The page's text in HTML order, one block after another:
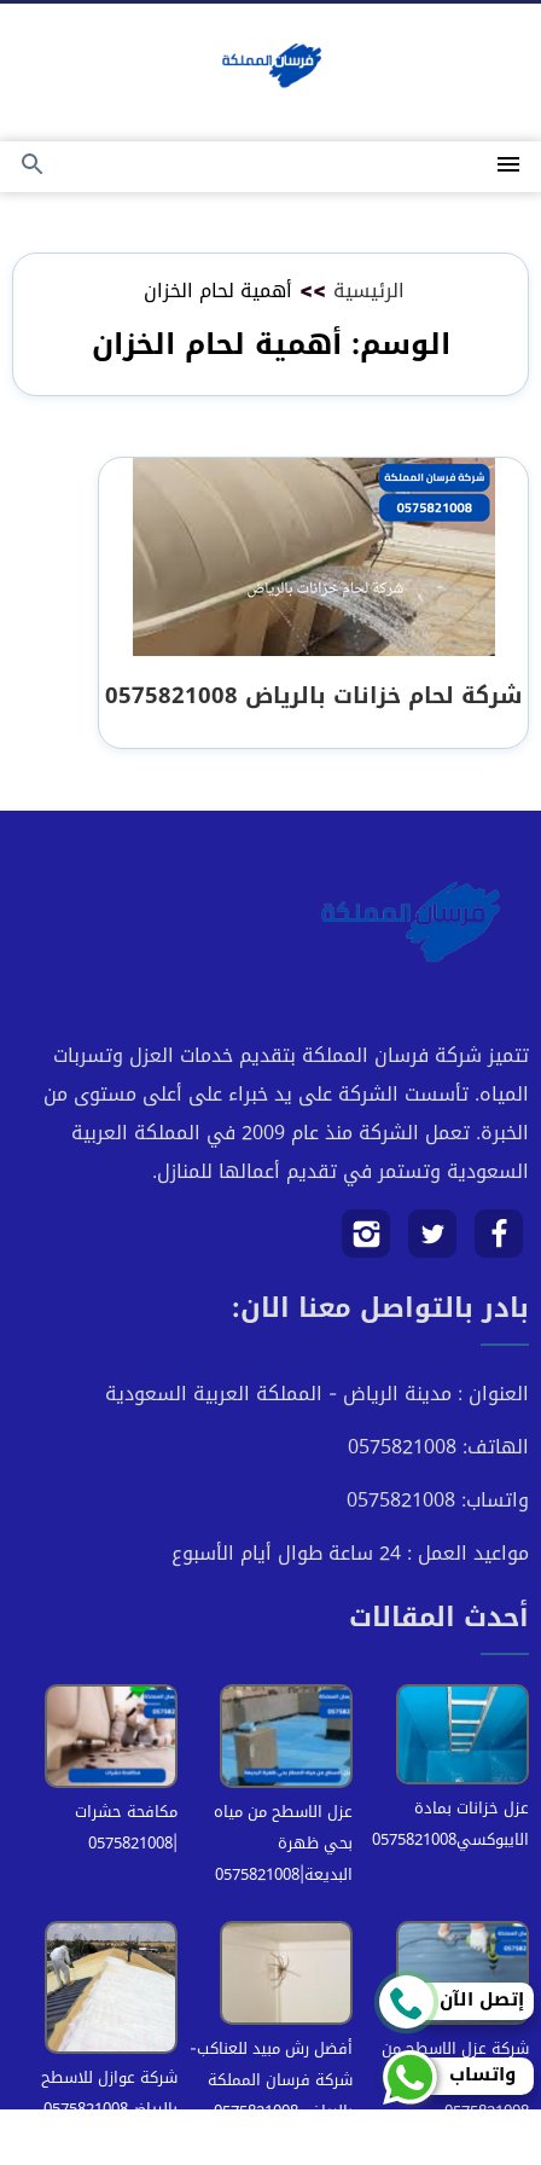
القائمة
بحث
الرئيسية >> أهمية لحام الخزان
الوسم: أهمية لحام الخزان
شركة لحام خزانات بالرياض 0575821008
تتميز شركة فرسان المملكة بتقديم خدمات العزل وتسربات
المياه. تأسست الشركة على يد خبراء على أعلى مستوى من
الخبرة. تعمل الشركة منذ عام 2009 في المملكة العربية
السعودية وتستمر في تقديم أعمالها للمنازل.
تابعنا
على
تابعنا
على
تابعنا
على
بادر بالتواصل معنا الان:
العنوان : مدينة الرياض - المملكة العربية السعودية
الهاتف: 0575821008
واتساب: 0575821008
مواعيد العمل : 24 ساعة طوال أيام الأسبوع
أحدث المقالات
عزل خزانات بمادة
الايبوكسي0575821008
عزل الاسطح من مياه
بحي ظهرة
البديعة|0575821008
مكافحة حشرات
|0575821008
شركة عزل الاسطح من
مياه الامطار بالرياض|
0575821008
أفضل رش مبيد للعناكب-
شركة فرسان المملكة
بالرياض 0575821008
شركة عوازل للاسطح
بالرياض0575821008
إتصل الآن
واتساب